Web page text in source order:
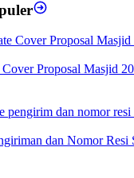
Proposal Masjid
dan Nomor